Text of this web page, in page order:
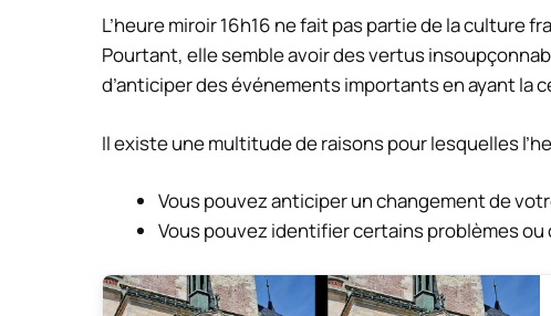
L’heure miroir 16h16 ne fait pas partie de la culture
Pourtant, elle semble avoir des vertus
d’anticiper des événements importants en ayant la
Il existe une multitude de raisons pour lesquelles
Vous pouvez anticiper un changement de
Vous pouvez identifier certains problèmes